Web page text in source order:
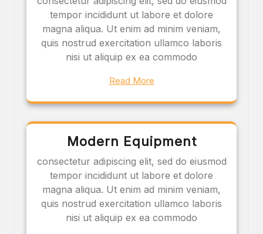
tempor incididunt ut labore et dolore
magna aliqua. Ut enim ad minim veniam,
quis nostrud exercitation ullamco laboris
nisi ut aliquip ex ea commodo
Read More
Modern Equipment
consectetur adipiscing elit, sed do eiusmod
tempor incididunt ut labore et dolore
magna aliqua. Ut enim ad minim veniam,
quis nostrud exercitation ullamco laboris
nisi ut aliquip ex ea commodo